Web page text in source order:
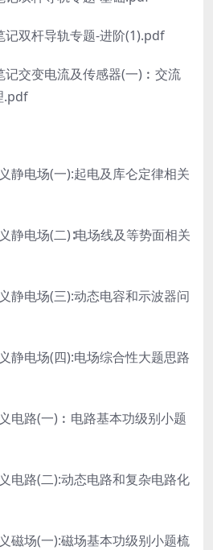
记双杆导轨专题-进阶(1).pdf
交变电流及传感器(一)︰交流
.pdf
静电场(一):起电及库仑定律相关
静电场(二)∶电场线及等势面相关
静电场(三):动态电容和示波器问
静电场(四):电场综合性大题思路
电路(一)︰电路基本功级别小题
电路(二):动态电路和复杂电路化
磁场(一):磁场基本功级别小题梳